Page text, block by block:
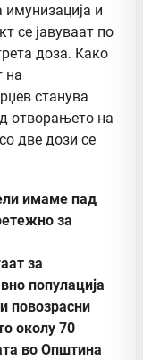
имунизација и
се јавуваат по
доза. Како
на
станува
отворањето на
две дози се
имаме пад
за
за
популација
повозрасни
околу 70
во Општина